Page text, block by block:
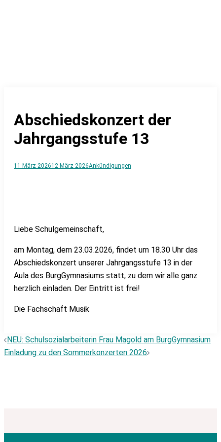
Abschiedskonzert der
Jahrgangsstufe 13
11 März 202612 März 2026Ankündigungen
Liebe Schulgemeinschaft,
am Montag, dem 23.03.2026, findet um 18.30 Uhr das
Abschiedskonzert unserer Jahrgangsstufe 13 in der
Aula des BurgGymnasiums statt, zu dem wir alle ganz
herzlich einladen. Der Eintritt ist frei!
Die Fachschaft Musik
Beitragsnavigation
NEU: Schulsozialarbeiterin Frau Magold am BurgGymnasium
Einladung zu den Sommerkonzerten 2026